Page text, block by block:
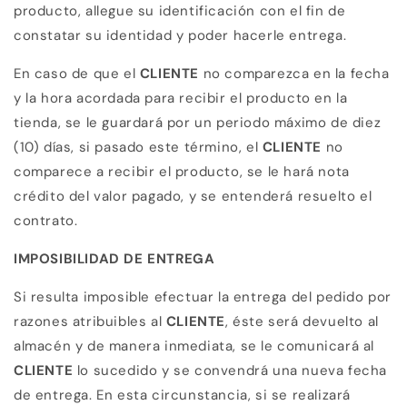
producto, allegue su identificación con el fin de
constatar su identidad y poder hacerle entrega.
En caso de que el CLIENTE no comparezca en la fecha
y la hora acordada para recibir el producto en la
tienda, se le guardará por un periodo máximo de diez
(10) días, si pasado este término, el CLIENTE no
comparece a recibir el producto, se le hará nota
crédito del valor pagado, y se entenderá resuelto el
contrato.
IMPOSIBILIDAD DE ENTREGA
Si resulta imposible efectuar la entrega del pedido por
razones atribuibles al CLIENTE, éste será devuelto al
almacén y de manera inmediata, se le comunicará al
CLIENTE lo sucedido y se convendrá una nueva fecha
de entrega. En esta circunstancia, si se realizará